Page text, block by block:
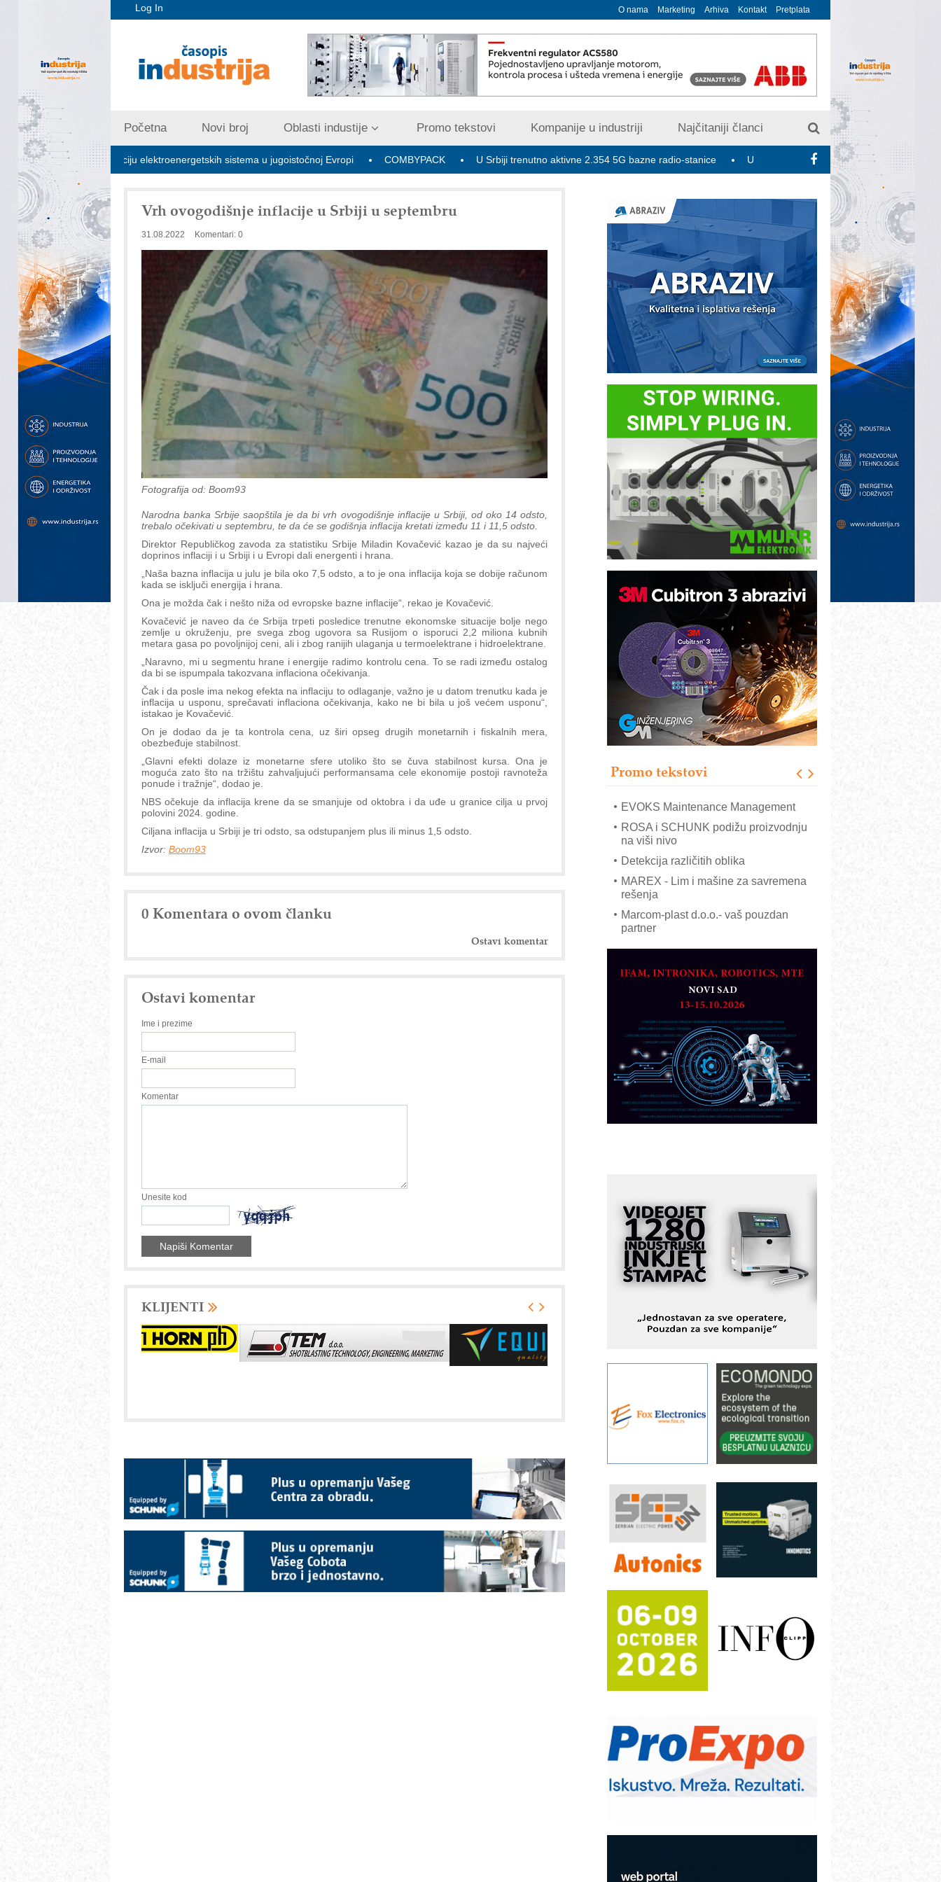
Log In O nama Marketing Arhiva Kontakt Pretplata
Početna Novi broj Oblasti industije Promo tekstovi Kompanije u industriji Najčitaniji članci
za stabilizaciju elektroenergetskih sistema u jugoistočnoj Evropi COMBYPACK U Srbiji trenutno aktivne 2.354 5G bazne radio-stanice U susret 15. Savetovanju o elektrodistributivnim
Vrh ovogodišnje inflacije u Srbiji u septembru
31.08.2022 Komentari: 0
Fotografija od: Boom93
Narodna banka Srbije saopštila je da bi vrh ovogodišnje inflacije u Srbiji, od oko 14 odsto,
trebalo očekivati u septembru, te da će se godišnja inflacija kretati između 11 i 11,5 odsto.
Direktor Republičkog zavoda za statistiku Srbije Miladin Kovačević kazao je da su najveći
doprinos inflaciji i u Srbiji i u Evropi dali energenti i hrana.
„Naša bazna inflacija u julu je bila oko 7,5 odsto, a to je ona inflacija koja se dobije računom
kada se isključi energija i hrana.
Ona je možda čak i nešto niža od evropske bazne inflacije“, rekao je Kovačević.
Kovačević je naveo da će Srbija trpeti posledice trenutne ekonomske situacije bolje nego
zemlje u okruženju, pre svega zbog ugovora sa Rusijom o isporuci 2,2 miliona kubnih
metara gasa po povoljnijoj ceni, ali i zbog ranijih ulaganja u termoelektrane i hidroelektrane.
„Naravno, mi u segmentu hrane i energije radimo kontrolu cena. To se radi između ostalog
da bi se ispumpala takozvana inflaciona očekivanja.
Čak i da posle ima nekog efekta na inflaciju to odlaganje, važno je u datom trenutku kada je
inflacija u usponu, sprečavati inflaciona očekivanja, kako ne bi bila u još većem usponu“,
istakao je Kovačević.
On je dodao da je ta kontrola cena, uz širi opseg drugih monetarnih i fiskalnih mera,
obezbeđuje stabilnost.
„Glavni efekti dolaze iz monetarne sfere utoliko što se čuva stabilnost kursa. Ona je
moguća zato što na tržištu zahvaljujući performansama cele ekonomije postoji ravnoteža
ponude i tražnje“, dodao je.
NBS očekuje da inflacija krene da se smanjuje od oktobra i da uđe u granice cilja u prvoj
polovini 2024. godine.
Ciljana inflacija u Srbiji je tri odsto, sa odstupanjem plus ili minus 1,5 odsto.
Izvor: Boom93
0 Komentara o ovom članku
Ostavi komentar
Ostavi komentar
Ime i prezime
E-mail
Komentar
Unesite kod
KLIJENTI
Promo tekstovi
Trajna oznaka kao dugoročna korist
Bezbednost na prvom mestu!
IB BLUMENAUER - više od 40 godina
poverenja u industriji
RMQ-TITAN ADVANCED INDICATOR
– Pametna signalizacija za efikasnije
upravljanje mašinama
solarnim elektranama i vetroparkovima
EVOKS Maintenance Management
ROSA i SCHUNK podižu proizvodnju
na viši nivo
Detekcija različitih oblika
MAREX - Lim i mašine za savremena
rešenja
Marcom-plast d.o.o.- vaš pouzdan
partner
CTO - Prilagodite svoju toplinsku
Razvoj asortimanskog pravca MINI-
PLC AKYTEC
dostupan u Srbiji
MOTOMAN – NEXT-Robotika vođena
veštačkom inteligencijom
I.SAFE MOBILE revolucioniše
industrijsku automatizaciju
pionirskimmobile operator PANEL-OM
Alba d.o.o. – 35 godina preciznosti u
metrologiji i pametnim dozirnim
rešenjima
IBeRTIM - oprema za ispitivanje
kontrole kvaliteta
sistema
YAMADA pumpe – japanska
Filtration Group Industrial – Napredna
rešenja za filtraciju u hidrauličkim i
procesnim sistemima
Art Utopia Studio – vizuelne priče
industrije i biznisa
RILINEX kompanije Rittal
automatizaciju
Efikasno upravljanje energijom
Automatizacija pakovanja · Display
Proizvodnja iC7 Hybrid 1500 VDC
mrežnog pretvarača sa tečnim
Potpuna efikasnost bez složenih
sistema
Trajna oznaka kao dugoročna korist
Bezbednost na prvom mestu!
poverenja u industriji
– Pametna signalizacija za efikasnije
upravljanje mašinama
Sigurnije ispitivanje transformatora u
solarnim elektranama i vetroparkovima
COMBYPACK
ROSA i SCHUNK podižu proizvodnju
Detekcija različitih oblika